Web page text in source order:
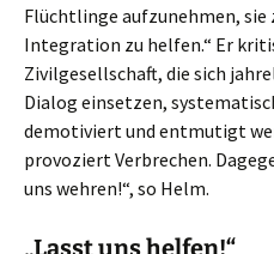
Flüchtlinge aufzunehmen, sie
Integration zu helfen.“ Er
Zivilgesellschaft, die sich
Dialog einsetzen,
demotiviert und entmutigt
provoziert Verbrechen.
uns wehren!“, so Helm.
„Lasst uns helfen!“